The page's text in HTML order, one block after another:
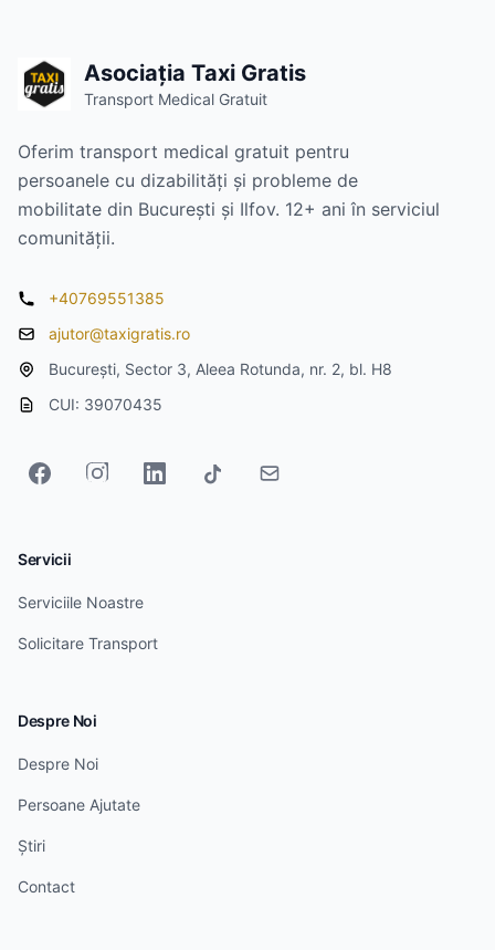
Asociația Taxi Gratis
Transport Medical Gratuit
Oferim transport medical gratuit pentru
persoanele cu dizabilități și probleme de
mobilitate din București și Ilfov. 12+ ani în serviciul
comunității.
+40769551385
ajutor@taxigratis.ro
București, Sector 3, Aleea Rotunda, nr. 2, bl. H8
CUI: 39070435
Servicii
Serviciile Noastre
Solicitare Transport
Despre Noi
Despre Noi
Persoane Ajutate
Știri
Contact